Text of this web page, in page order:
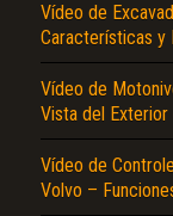
Vídeo de
Características y
Vídeo de
Vista del
Vídeo de
Volvo –